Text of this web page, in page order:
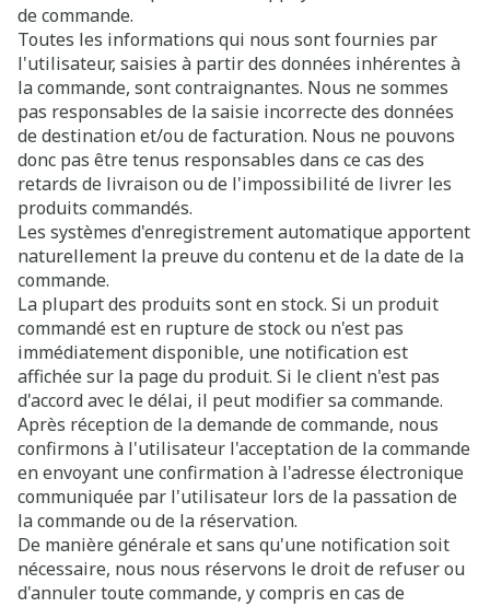
de commande.
Toutes les informations qui nous sont fournies par
l'utilisateur, saisies à partir des données inhérentes à
la commande, sont contraignantes. Nous ne sommes
pas responsables de la saisie incorrecte des données
de destination et/ou de facturation. Nous ne pouvons
donc pas être tenus responsables dans ce cas des
retards de livraison ou de l'impossibilité de livrer les
produits commandés.
Les systèmes d'enregistrement automatique apportent
naturellement la preuve du contenu et de la date de la
commande.
La plupart des produits sont en stock. Si un produit
commandé est en rupture de stock ou n'est pas
immédiatement disponible, une notification est
affichée sur la page du produit. Si le client n'est pas
d'accord avec le délai, il peut modifier sa commande.
Après réception de la demande de commande, nous
confirmons à l'utilisateur l'acceptation de la commande
en envoyant une confirmation à l'adresse électronique
communiquée par l'utilisateur lors de la passation de
la commande ou de la réservation.
De manière générale et sans qu'une notification soit
nécessaire, nous nous réservons le droit de refuser ou
d'annuler toute commande, y compris en cas de